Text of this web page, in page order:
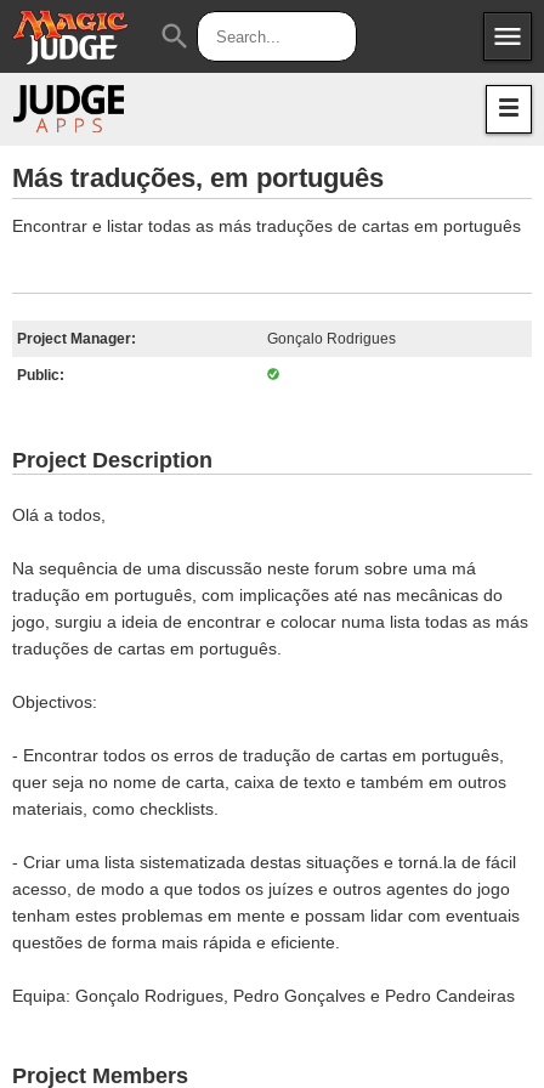
menu
Apps
Judges
JAR
search
Más traduções, em português
Encontrar e listar todas as más traduções de cartas em português
Project Manager: Gonçalo Rodrigues
Public:
Project Description
Olá a todos,
Na sequência de uma discussão neste forum sobre uma má
tradução em português, com implicações até nas mecânicas do
jogo, surgiu a ideia de encontrar e colocar numa lista todas as más
traduções de cartas em português.
Objectivos:
- Encontrar todos os erros de tradução de cartas em português,
quer seja no nome de carta, caixa de texto e também em outros
materiais, como checklists.
- Criar uma lista sistematizada destas situações e torná.la de fácil
acesso, de modo a que todos os juízes e outros agentes do jogo
tenham estes problemas em mente e possam lidar com eventuais
questões de forma mais rápida e eficiente.
Equipa: Gonçalo Rodrigues, Pedro Gonçalves e Pedro Candeiras
Project Members